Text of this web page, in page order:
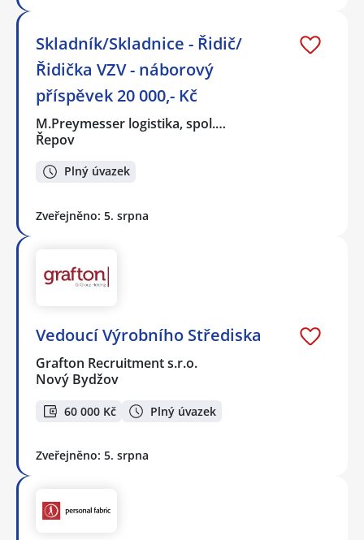
Skladník/Skladnice - Řidič/
Řidička VZV - náborový
příspěvek 20 000,- Kč
M.Preymesser logistika, spol.…
Řepov
Plný úvazek
Zveřejněno: 5. srpna
Vedoucí Výrobního Střediska
Grafton Recruitment s.r.o.
Nový Bydžov
60 000 Kč Plný úvazek
Zveřejněno: 5. srpna